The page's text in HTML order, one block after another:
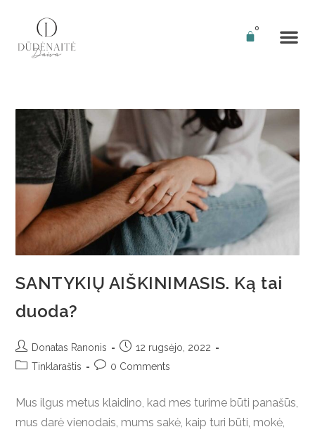
0
SANTYKIŲ AIŠKINIMASIS. Ką tai
duoda?
Donatas Ranonis
12 rugsėjo, 2022
Tinklaraštis
0 Comments
Mus ilgus metus klaidino, kad mes turime būti panašūs,
mus darė vienodais, mums sakė, kaip turi būti, mokė,